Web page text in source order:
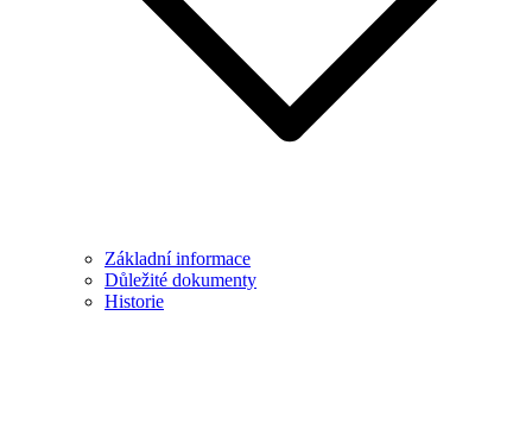
Základní informace
Důležité dokumenty
Historie